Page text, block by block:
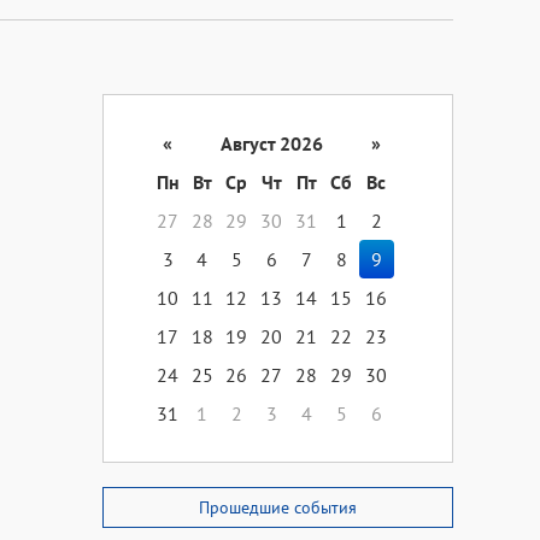
« Август 2026
»
Пн
Вт Ср Чт Пт Сб
Вс
27
28 29 30 31 1
2
3
4 5 6 7 8
9
10
11 12 13 14 15
16
17
18 19 20 21 22
23
24 25 26 27 28 29
30
31
1 2 3 4 5 6
Прошедшие события